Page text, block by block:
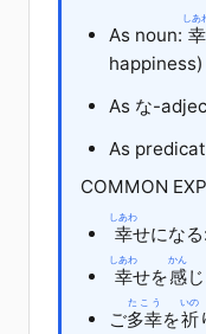
As noun: 幸
しあ
happiness)
As な-
As
COMMON
幸
しあわ
せになる
幸
しあわ
せを感
かん
ご多幸
たこう
を祈
いの